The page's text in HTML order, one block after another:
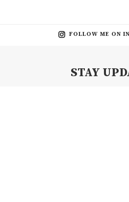
FOLLOW ME ON
STAY